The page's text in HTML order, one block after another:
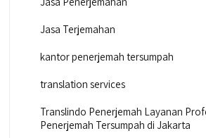
Jasa Terjemahan
kantor penerjemah tersumpah
translation services
Translindo Penerjemah Layanan
Penerjemah Tersumpah di Jakarta